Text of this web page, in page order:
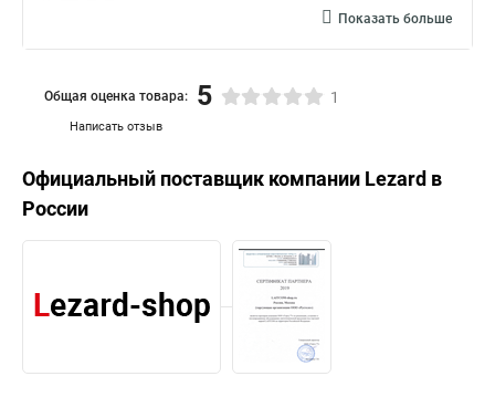
Показать больше
Написать отзыв
Общая оценка товара: 5 1
Официальный поставщик компании Lezard в
России